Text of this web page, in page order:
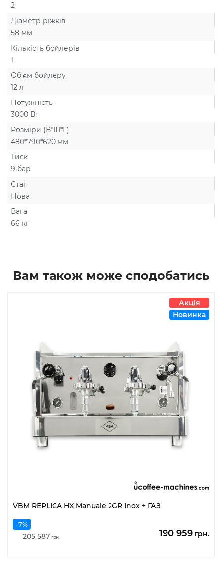
2
Діаметр ріжків
58 мм
Кількість бойлерів
1
Об’єм бойлеру
12 л
Потужність
3000 Вт
Розміри (В*Ш*Г)
480*790*620 мм
Тиск
9 бар
Стан
Нова
Вага
66 кг
Вам також може сподобатись
VBM REPLICA HX Manuale 2GR Inox + ГАЗ
Акція
Новинка
-7%
205 587 грн.
Оригінальна
190 959 грн.